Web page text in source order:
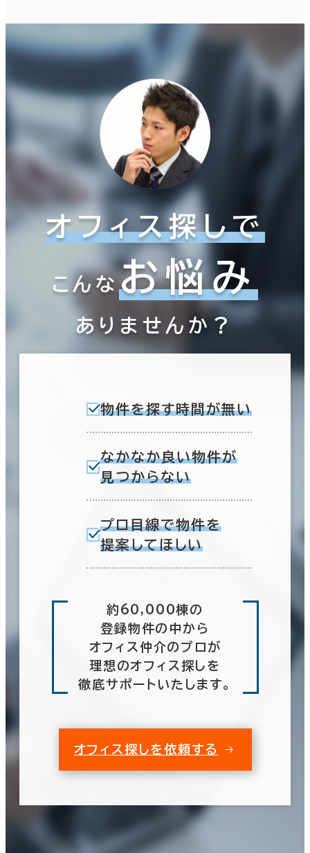
オフィス探しで
こんなお悩み
ありませんか？
物件を探す時間が無い
なかなか良い物件が
見つからない
プロ目線で物件を
提案してほしい
約60,000棟の
登録物件の中から
オフィス仲介のプロが
理想のオフィス探しを
徹底サポートいたします。
オフィス探しを依頼する